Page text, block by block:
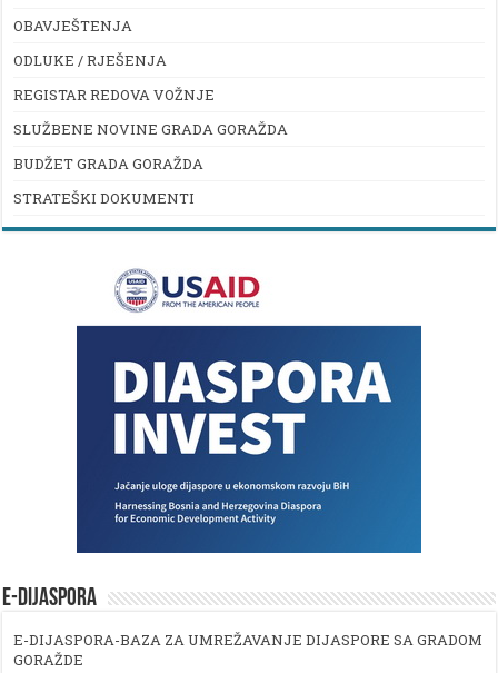
OBAVJEŠTENJA
ODLUKE / RJEŠENJA
REGISTAR REDOVA VOŽNJE
SLUŽBENE NOVINE GRADA GORAŽDA
BUDŽET GRADA GORAŽDA
STRATEŠKI DOKUMENTI
E-DIJASPORA
E-DIJASPORA-BAZA ZA UMREŽAVANJE DIJASPORE SA GRADOM
GORAŽDE